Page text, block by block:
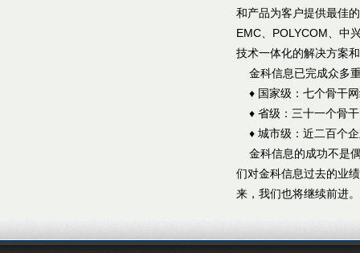
和产品为客户提供最佳
EMC、POLYCOM、中
技术一体化的解决方案
金科信息已完成众多
♦ 国家级：七个骨干
♦ 省级：三十一个骨
♦ 城市级：近二百个企
金科信息的成功不是
们对金科信息过去的业
来，我们也将继续前进